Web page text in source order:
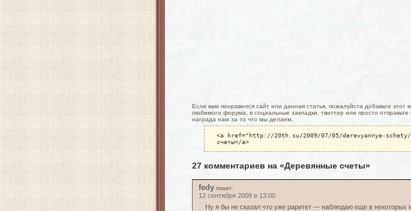
Если вам понравился сайт или данная статья, пожалуйста добавьте этот
любимого форума, в социальные закладки, твиттер или просто отправьте
награда нам за то что мы делаем.
<a href="http://20th.su/2009/07/05/derevyannye-schety/
счеты</a>
27 комментариев на «Деревянные счеты»
fedy пишет:
12 сентября 2009 в 13:00
Ну я бы не сказал что уже раритет — наблюдаю еще в некоторых